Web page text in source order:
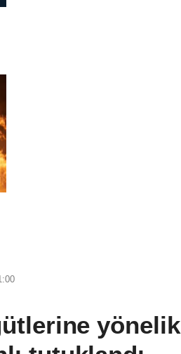
yönelik